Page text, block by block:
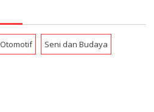
Otomotif Seni dan Budaya